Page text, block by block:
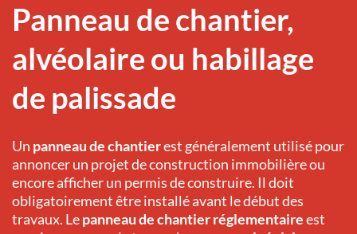
Panneau de chantier,
alvéolaire ou habillage
de palissade
Un panneau de chantierest généralement utilisé pour
annoncer un projet de construction immobilière ou
encore afficher un permis de construire. Il doit
obligatoirement être installé avant le début des
travaux. Lepanneau de chantier réglementaireest